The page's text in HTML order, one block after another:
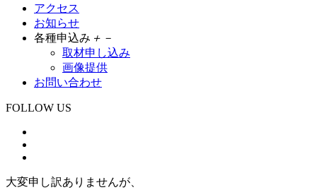
アクセス
お知らせ
各種申込み ＋ －
取材申し込み
画像提供
お問い合わせ
FOLLOW US
大変申し訳ありませんが、